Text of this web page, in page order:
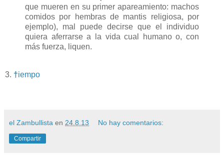
que mueren en su primer apareamiento: machos
comidos por hembras de mantis religiosa, por
ejemplo), mal puede decirse que el individuo
quiera aferrarse a la vida cual humano o, con
más fuerza, liquen.
3. †iempo
el Zambullista en 24.8.13 No hay comentarios:
Compartir